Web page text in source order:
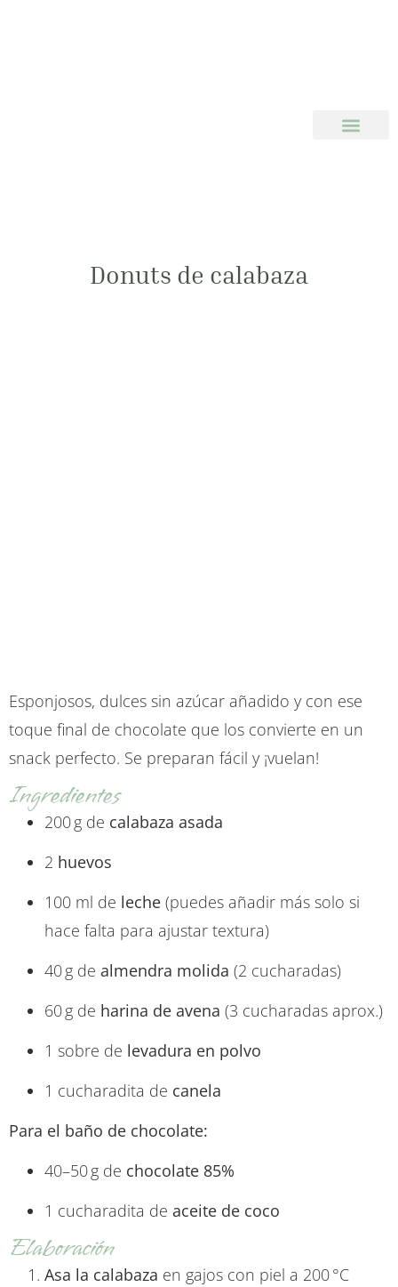
Donuts de calabaza
Esponjosos, dulces sin azúcar añadido y con ese
toque final de chocolate que los convierte en un
snack perfecto. Se preparan fácil y ¡vuelan!
Ingredientes
200 g de calabaza asada
2 huevos
100 ml de leche (puedes añadir más solo si
hace falta para ajustar textura)
40 g de almendra molida (2 cucharadas)
60 g de harina de avena (3 cucharadas aprox.)
1 sobre de levadura en polvo
1 cucharadita de canela
Para el baño de chocolate:
40–50 g de chocolate 85%
1 cucharadita de aceite de coco
Elaboración
Asa la calabaza en gajos con piel a 200 °C